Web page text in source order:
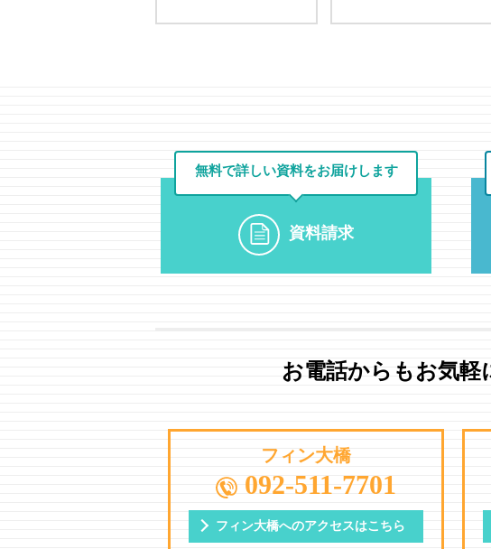
無料で詳しい資料をお届けします
資料請求
お電話からもお気軽
フィン大橋
092-511-7701
フィン大橋へのアクセスはこちら